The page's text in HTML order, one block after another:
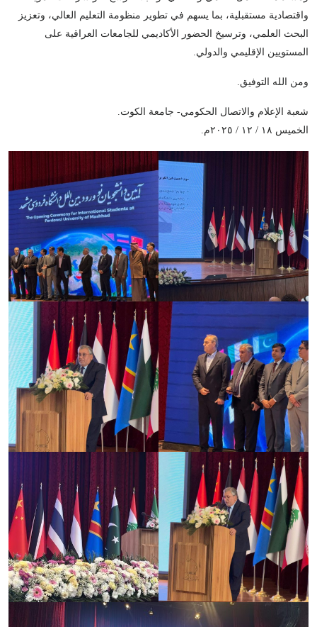
واقتصادية مستقبلية، بما يسهم في تطوير منظومة التعليم العالي، وتعزيز
البحث العلمي، وترسيخ الحضور الأكاديمي للجامعات العراقية على
المستويين الإقليمي والدولي.
ومن الله التوفيق.
شعبة الإعلام والاتصال الحكومي- جامعة الكوت.
الخميس ١٨ / ١٢ / ٢٠٢٥م.